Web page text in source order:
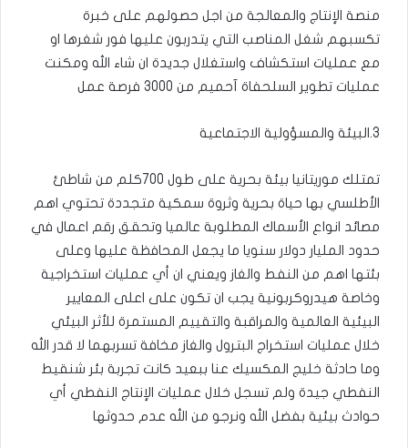
منصة الإنتاج والمعالجة من اجل حصولهم على خبرة
تكسبهم شغل المناصب التي يتدربون عليها فور شغرها او
مع عمليات استكشاف واستغلال جديدة ان شاء الله ومكنت
عمليات تطوير السلحفاة آحميم من 3000 فرصة عمل
3.البيئة والمسؤولية الاجتماعية
تمتلك موريتانيا بيئة بحرية على طول 700كلم من شاطئ
الأطلسي بها حياة بحرية وثروة سمكية متجددة تحتوي اهم
مصائد انواع الأسماك المطلوبة عالميا وتحقق رقم اعمال في
حدود المليار دولار سنويا ما يجعل المحافظة عليها وعلى
بئتها اهم من النفط والغاز ويعني ان أي عمليات استخراجية
وخاصة هيدروكربونية يجب ان تكون على اعلى المعايير
البيئية العالمية والمراقبة والتقييم المستمرة للأثر البيئي
خلال عمليات استخراج البترول والغاز مخافة تسربهما لا قدر الله
وما حادثة خليج المكسيك عنا ببعيد كانت تجربة بئر شنقيط
النفطي جيدة ولم تسجل خلال عمليات الإنتاج النفطي أي
حوادث بيئية بفضل الله ونرجو من الله عدم حدوثها